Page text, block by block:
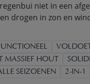
niet in een
drogen in zon en
HOUT
SEIZOENEN
2-IN-1